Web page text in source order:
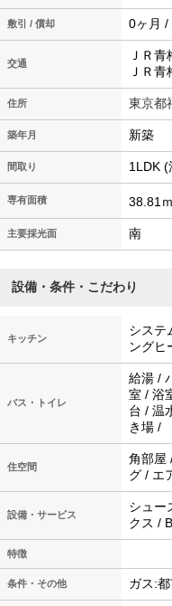
敷引 / 償却 0ヶ月 /
交通
ＪＲ
ＪＲ
住所 東京都
築年月 新築
間取り 1LDK (
専有面積 38.81ｍ
主要採光面 南
設備・条件・こだわり
キッチン
システ
ングヒ
バス・トイレ
給湯 /
室 / 浴
台 / 温
き場 /
住空間
角部屋
グ / エ
設備・サービス
シュー
クス /
特徴
条件・その他 ガス: